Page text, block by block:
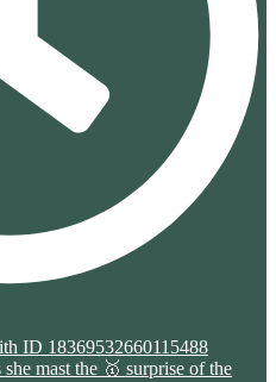
ID 18369532660115488